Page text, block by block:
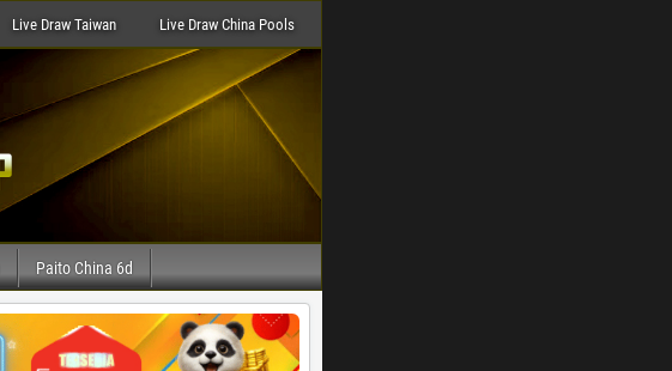
Live Draw Taiwan Live Draw China Pools
Paito China 6d